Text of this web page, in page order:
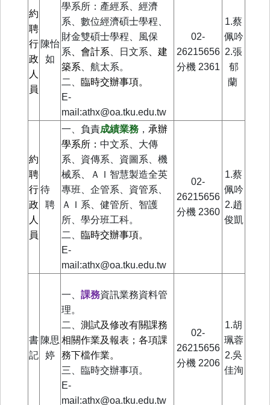
約
聘
行
政
人
員
陳怡
如
學系所： 產經系、經濟
系、數位經濟碩士學程、
財金雙碩士學程 、風保
系
、會計系 、日文系
、建
築系 、航太系。
二、 臨時交辦事項。
E-
mail:athx@oa.tku.edu.tw
02-
26215656
分機2361
1.蔡
佩吟
2.張
郁
蘭
約
聘
行
政
人
員
待
聘
一、負責成績業務 ， 承辦
學系所： 中文系、大傳
系、資傳系、資圖系、機
械系、ＡＩ智慧製造全英
專班、企管系、資管系、
ＡＩ系、健管所、智護
所、學分班工科。
二、 臨時交辦事項。
E-
mail:athx@oa.tku.edu.tw
02-
26215656
分機2360
1.蔡
佩吟
2.趙
俊凱
書
記
陳思
婷
一、 課務資訊業務資料管
理。
二、 測試及修改有關課務
相關作業及報表；各項課
務下檔作業。
三、臨時交辦事項。
E-
mail:athx@oa.tku.edu.tw
02-
26215656
分機 2206
1.胡
珮蓉
2.吳
佳洵